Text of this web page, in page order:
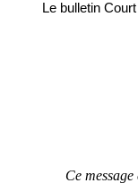
Le bulletin
Ce